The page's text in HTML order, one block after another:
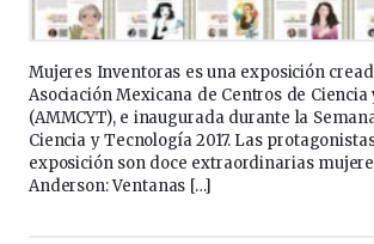
Mujeres Inventoras es una exposición
Asociación Mexicana de Centros de
(AMMCYT), e inaugurada durante la
Ciencia y Tecnología 2017. Las
exposición son doce extraordinarias
Anderson: Ventanas […]